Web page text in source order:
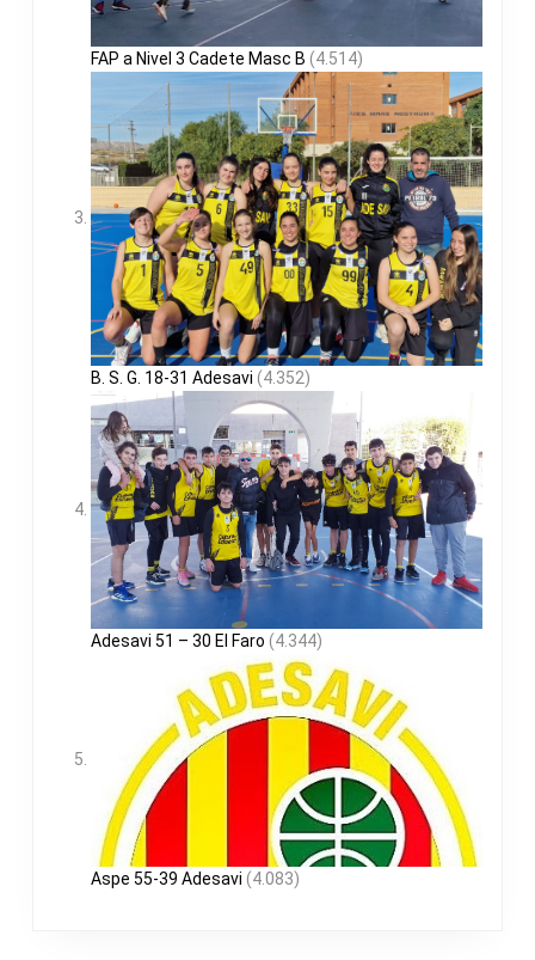
FAP a Nivel 3 Cadete Masc B (4.514)
B. S. G. 18-31 Adesavi (4.352)
Adesavi 51 – 30 El Faro (4.344)
Aspe 55-39 Adesavi (4.083)